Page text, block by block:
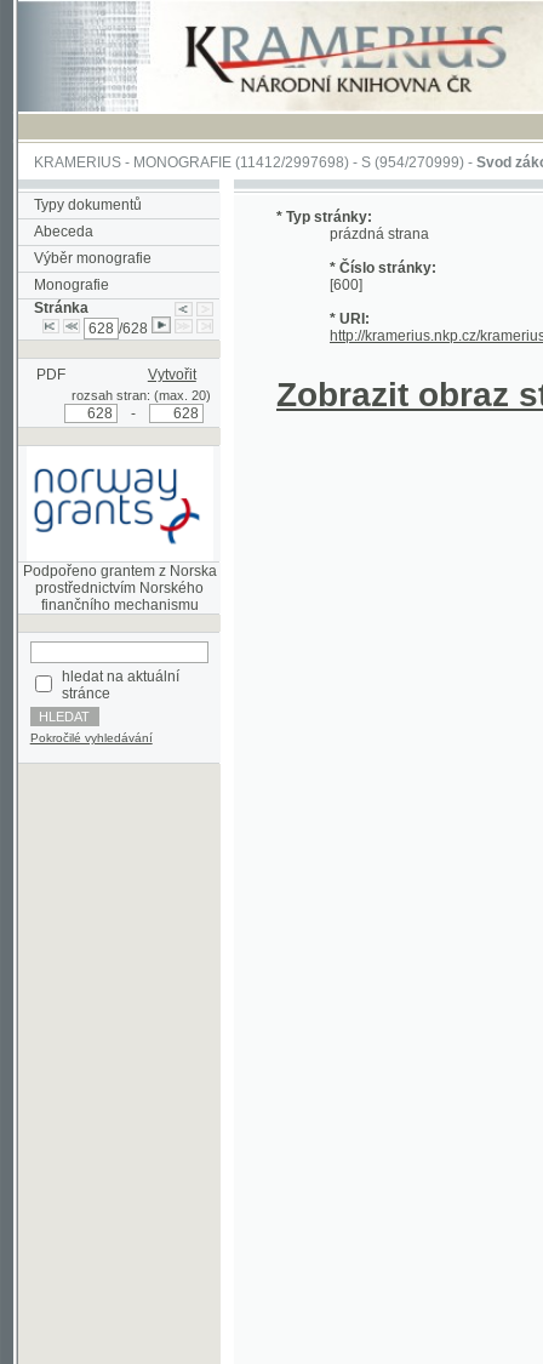
KRAMERIUS-MONOGRAFIE(11412/2997698) -S (954/270999)-Svod zákonův
Typy dokumentů
Abeceda
Výběr monografie
Monografie
Stránka
/628
PDF Vytvořit
rozsah stran: (max. 20)
Podpořeno grantem z Norska
prostřednictvím Norského
hledat na aktuální
stránce
Pokročilé vyhledávání
* Typ stránky:
prázdná strana
* Číslo stránky:
* URI: